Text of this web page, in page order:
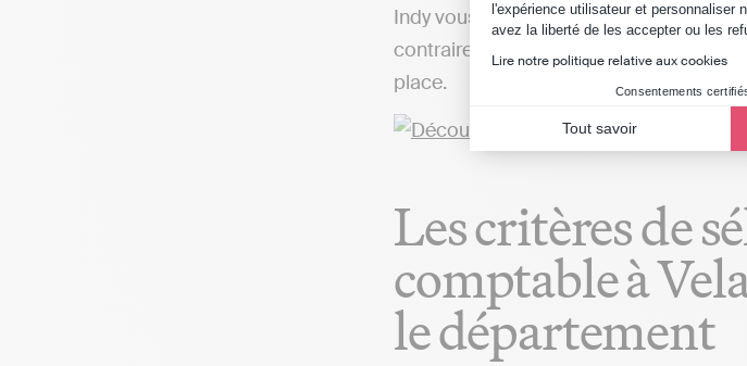
l'expérience utilisateur et personnaliser
avez la liberté de les accepter ou les
Lire notre politique relative aux cookies
Consentements
Tout savoir
Axeptio
Indy vous permettra de gérer votre
contrairement aux cabinets
place.
Les critères de
comptable à
le département